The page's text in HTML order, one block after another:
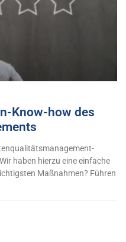
Know-how des
haben hierzu eine einfache
Maßnahmen? Führen